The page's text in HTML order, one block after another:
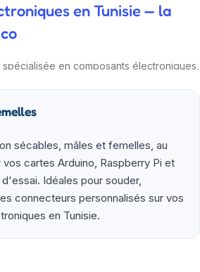
en Tunisie — la
en composants électroniques,
de la proposer : Arduino,
drivers, alimentations, fers à souder.
stock à Sfax, livraison 24-48h dans toute
Poste.
école d'ingénieur (ENIS, ENIT, INSAT,
un TP d'électronique embarquée,
ou entreprise tunisienne
vous trouverez chez Didactico
sécables, mâles et femelles, au
cartes Arduino, Raspberry Pi et
Idéales pour souder,
connecteurs personnalisés sur vos
en Tunisie.